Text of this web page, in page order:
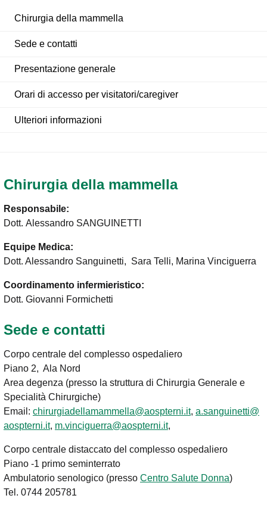
Chirurgia della mammella
Sede e contatti
Presentazione generale
Orari di accesso per visitatori/caregiver
Ulteriori informazioni
Chirurgia della mammella
Responsabile:
Dott. Alessandro SANGUINETTI
Equipe Medica:
Dott. Alessandro Sanguinetti, Sara Telli, Marina Vinciguerra
Coordinamento infermieristico:
Dott. Giovanni Formichetti
Sede e contatti
Corpo centrale del complesso ospedaliero
Piano 2, Ala Nord
Area degenza (presso la struttura di Chirurgia Generale e
Specialità Chirurgiche)
Email: chirurgiadellamammella@aospterni.it, a.sanguinetti@
aospterni.it, m.vinciguerra@aospterni.it,
Corpo centrale distaccato del complesso ospedaliero
Piano -1 primo seminterrato
Ambulatorio senologico (presso Centro Salute Donna)
Tel. 0744 205781